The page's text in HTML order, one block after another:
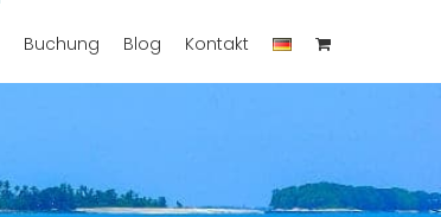
Buchung Blog Kontakt